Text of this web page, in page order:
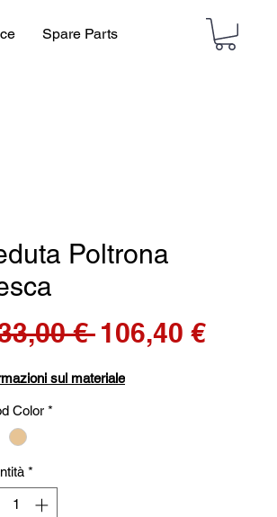
Spare Parts
Poltrona
€ Prezzo
regolare
106,40 €Prezzo
sul materiale
Color *
*